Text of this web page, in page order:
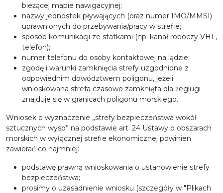
bieżącej mapie nawigacyjnej;
nazwy jednostek pływających (oraz numer IMO/MMSI)
uprawnionych do przebywania/pracy w strefie;
sposób komunikacji ze statkami (np. kanał roboczy VHF,
telefon);
numer telefonu do osoby kontaktowej na lądzie;
zgodę i warunki zamknięcia strefy uzgodnione z
odpowiednim dowództwem poligonu, jeżeli
wnioskowana strefa czasowo zamknięta dla żeglugi
znajduje się w granicach poligonu morskiego.
Wniosek o wyznaczenie „strefy bezpieczeństwa wokół
sztucznych wysp” na podstawie art. 24 Ustawy o obszarach
morskich w wyłącznej strefie ekonomicznej powinien
zawierać co najmniej:
podstawę prawną wnioskowania o ustanowienie strefy
bezpieczeństwa;
prosimy o uzasadnienie wniosku (szczegóły w "Plikach